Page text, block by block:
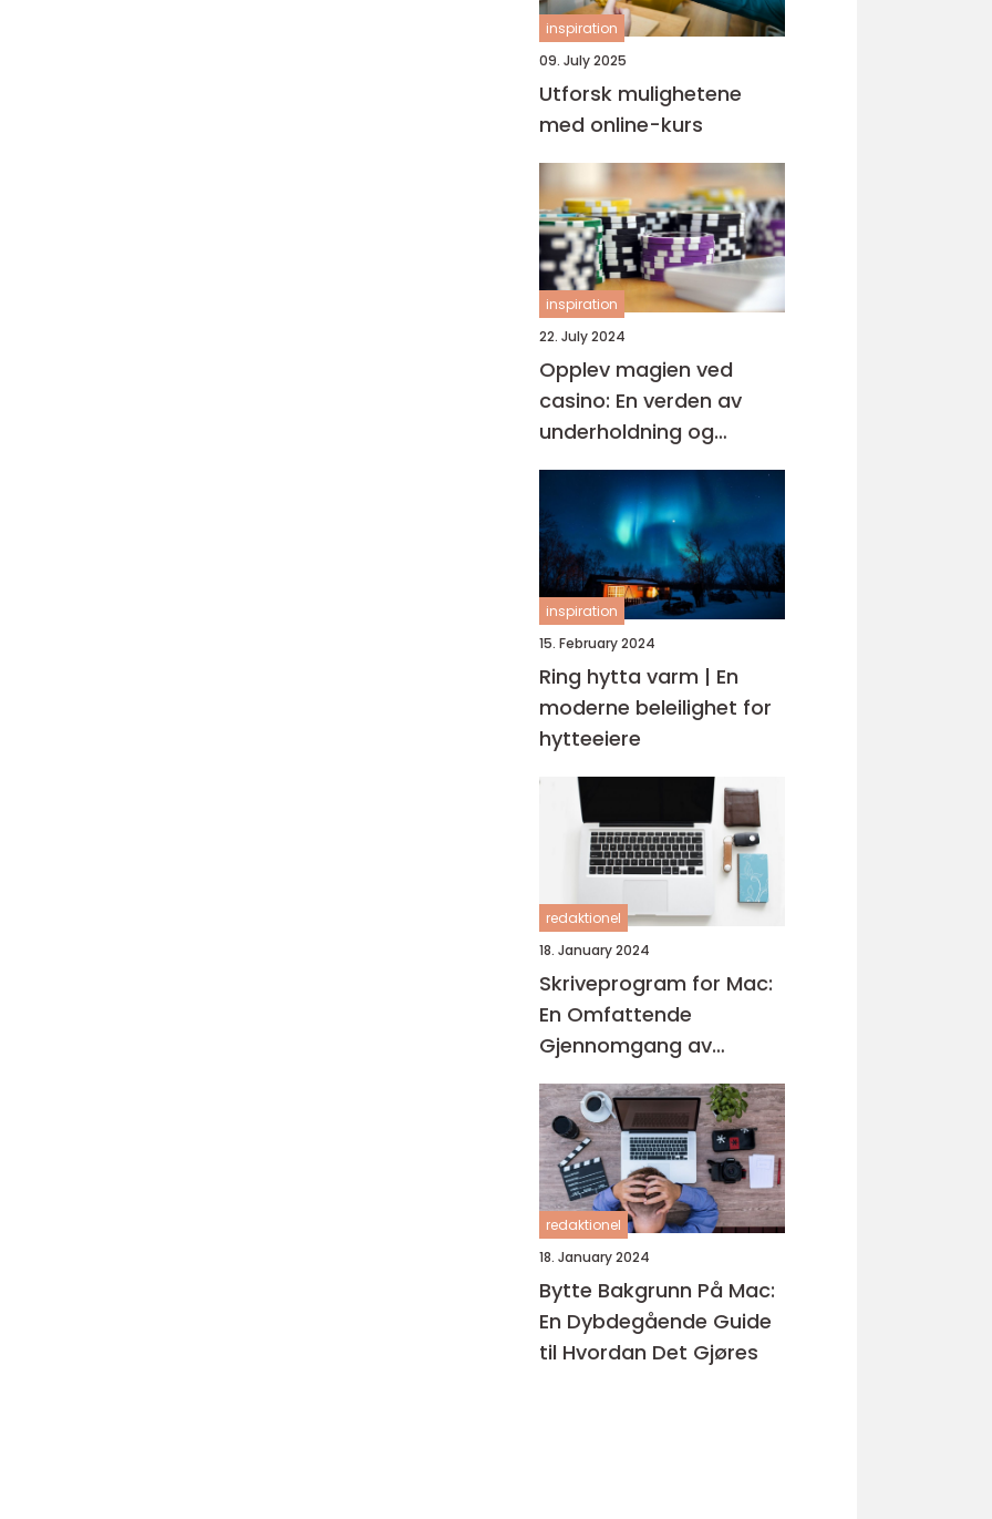
inspiration
09. July 2025
Utforsk mulighetene
med online-kurs
inspiration
22. July 2024
Opplev magien ved
casino: En verden av
underholdning og
muligheter
inspiration
15. February 2024
Ring hytta varm | En
moderne beleilighet for
hytteeiere
redaktionel
18. January 2024
Skriveprogram for Mac:
En Omfattende
Gjennomgang av
Produktene på
Markedet
redaktionel
18. January 2024
Bytte Bakgrunn På Mac:
En Dybdegående Guide
til Hvordan Det Gjøres